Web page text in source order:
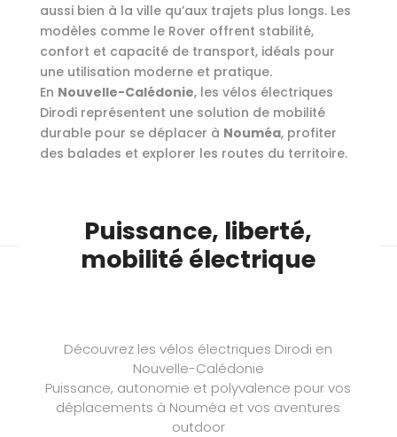
aussi bien à la ville qu’aux trajets plus longs. Les
modèles comme le Rover offrent stabilité,
confort et capacité de transport, idéals pour
une utilisation moderne et pratique.
En Nouvelle-Calédonie, les vélos électriques
Dirodi représentent une solution de mobilité
durable pour se déplacer à Nouméa, profiter
des balades et explorer les routes du territoire.
Puissance, liberté,
mobilité électrique
Découvrez les vélos électriques Dirodi en
Nouvelle-Calédonie
Puissance, autonomie et polyvalence pour vos
déplacements à Nouméa et vos aventures
outdoor